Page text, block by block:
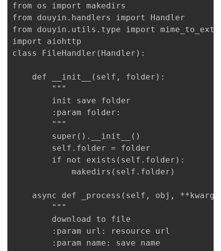
from os import makedirs
from douyin.handlers import Handler
from douyin.utils.type import mime_to_ext
import aiohttp
class FileHandler(Handler):
def __init__(self, folder):
"""
init save folder
:param folder:
"""
super().__init__()
self.folder = folder
if not exists(self.folder):
makedirs(self.folder)
async def _process(self, obj,
"""
download to file
:param url: resource url
:param name: save name